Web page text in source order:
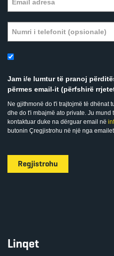
Jam i/e lumtur të pranoj
përmes email-it (përfshirë
Ne gjithmonë do t'i trajtojmë të dhënat
dhe do t'i mbajmë ato private. Ju
kontaktuar duke na dërguar email në
butonin Çregjistrohu në një nga
Regjistrohu
Linqet